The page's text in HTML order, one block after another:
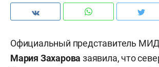
Официальный представитель
Мария Захарова заявила, что